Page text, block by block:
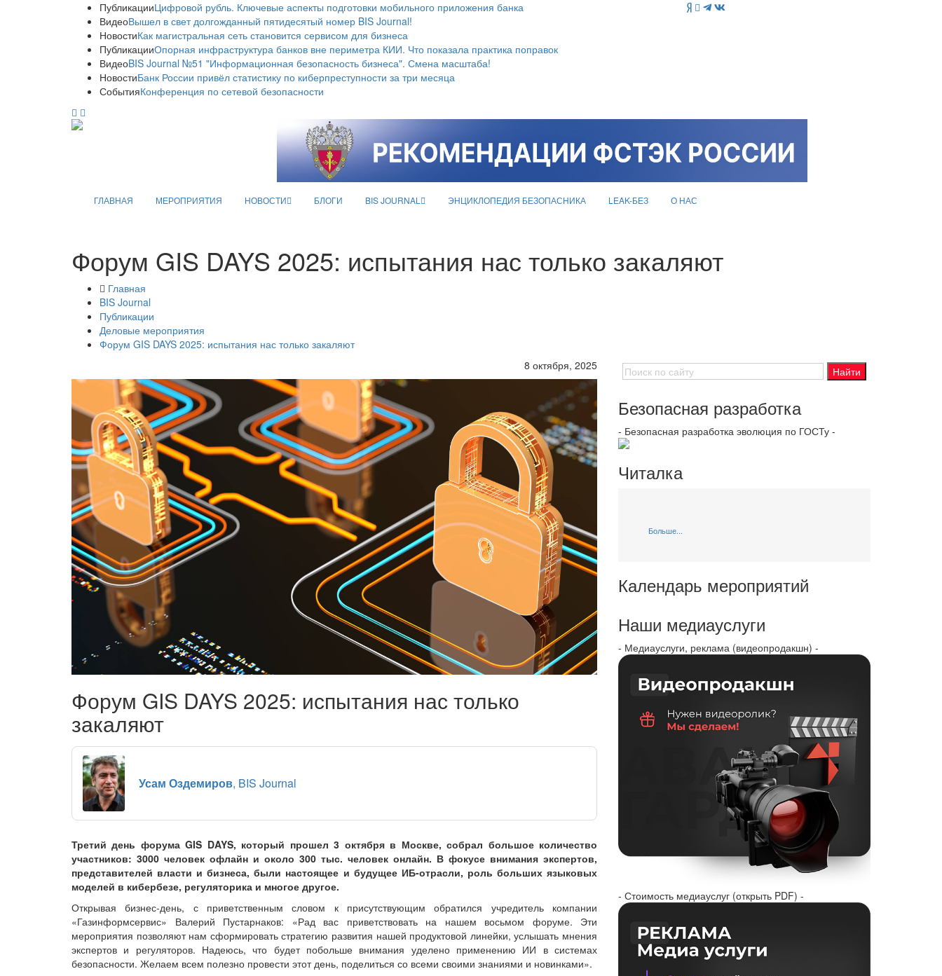
ПубликацииЦифровой рубль. Ключевые аспекты подготовки мобильного приложения банка
ВидеоВышел в свет долгожданный пятидесятый номер BIS Journal!
НовостиКак магистральная сеть становится сервисом для бизнеса
ПубликацииОпорная инфраструктура банков вне периметра КИИ. Что показала практика поправок
ВидеоBIS Journal №51 "Информационная безопасность бизнеса". Смена масштаба!
НовостиБанк России привёл статистику по киберпреступности за три месяца
СобытияКонференция по сетевой безопасности
ГЛАВНАЯ МЕРОПРИЯТИЯ НОВОСТИ БЛОГИ BIS JOURNAL ЭНЦИКЛОПЕДИЯ БЕЗОПАСНИКА LEAK-БЕЗ О НАС
Форум GIS DAYS 2025: испытания нас только закаляют
Главная
BIS Journal
Публикации
Деловые мероприятия
Форум GIS DAYS 2025: испытания нас только закаляют
8 октября, 2025
Форум GIS DAYS 2025: испытания нас только
закаляют
Усам Оздемиров, BIS Journal
Третий день форума GIS DAYS, который прошел 3 октября в Москве, собрал большое количество
участников: 3000 человек офлайн и около 300 тыс. человек онлайн. В фокусе внимания экспертов,
представителей власти и бизнеса, были настоящее и будущее ИБ-отрасли, роль больших языковых
моделей в кибербезе, регуляторика и многое другое.
Открывая бизнес-день, с приветственным словом к присутствующим обратился учредитель компании
«Газинформсервис» Валерий Пустарнаков: «Рад вас приветствовать на нашем восьмом форуме. Эти
мероприятия позволяют нам сформировать стратегию развития нашей продуктовой линейки, услышать мнения
экспертов и регуляторов. Надеюсь, что будет побольше внимания уделено применению ИИ в системах
безопасности. Желаем всем полезно провести этот день, поделиться со всеми своими знаниями и новинками».
Безопасная разработка
- Безопасная разработка эволюция по ГОСТу -
Читалка
Больше...
Календарь мероприятий
Наши медиауслуги
- Медиауслуги, реклама (видеопродакшн) -
- Стоимость медиауслуг (открыть PDF) -